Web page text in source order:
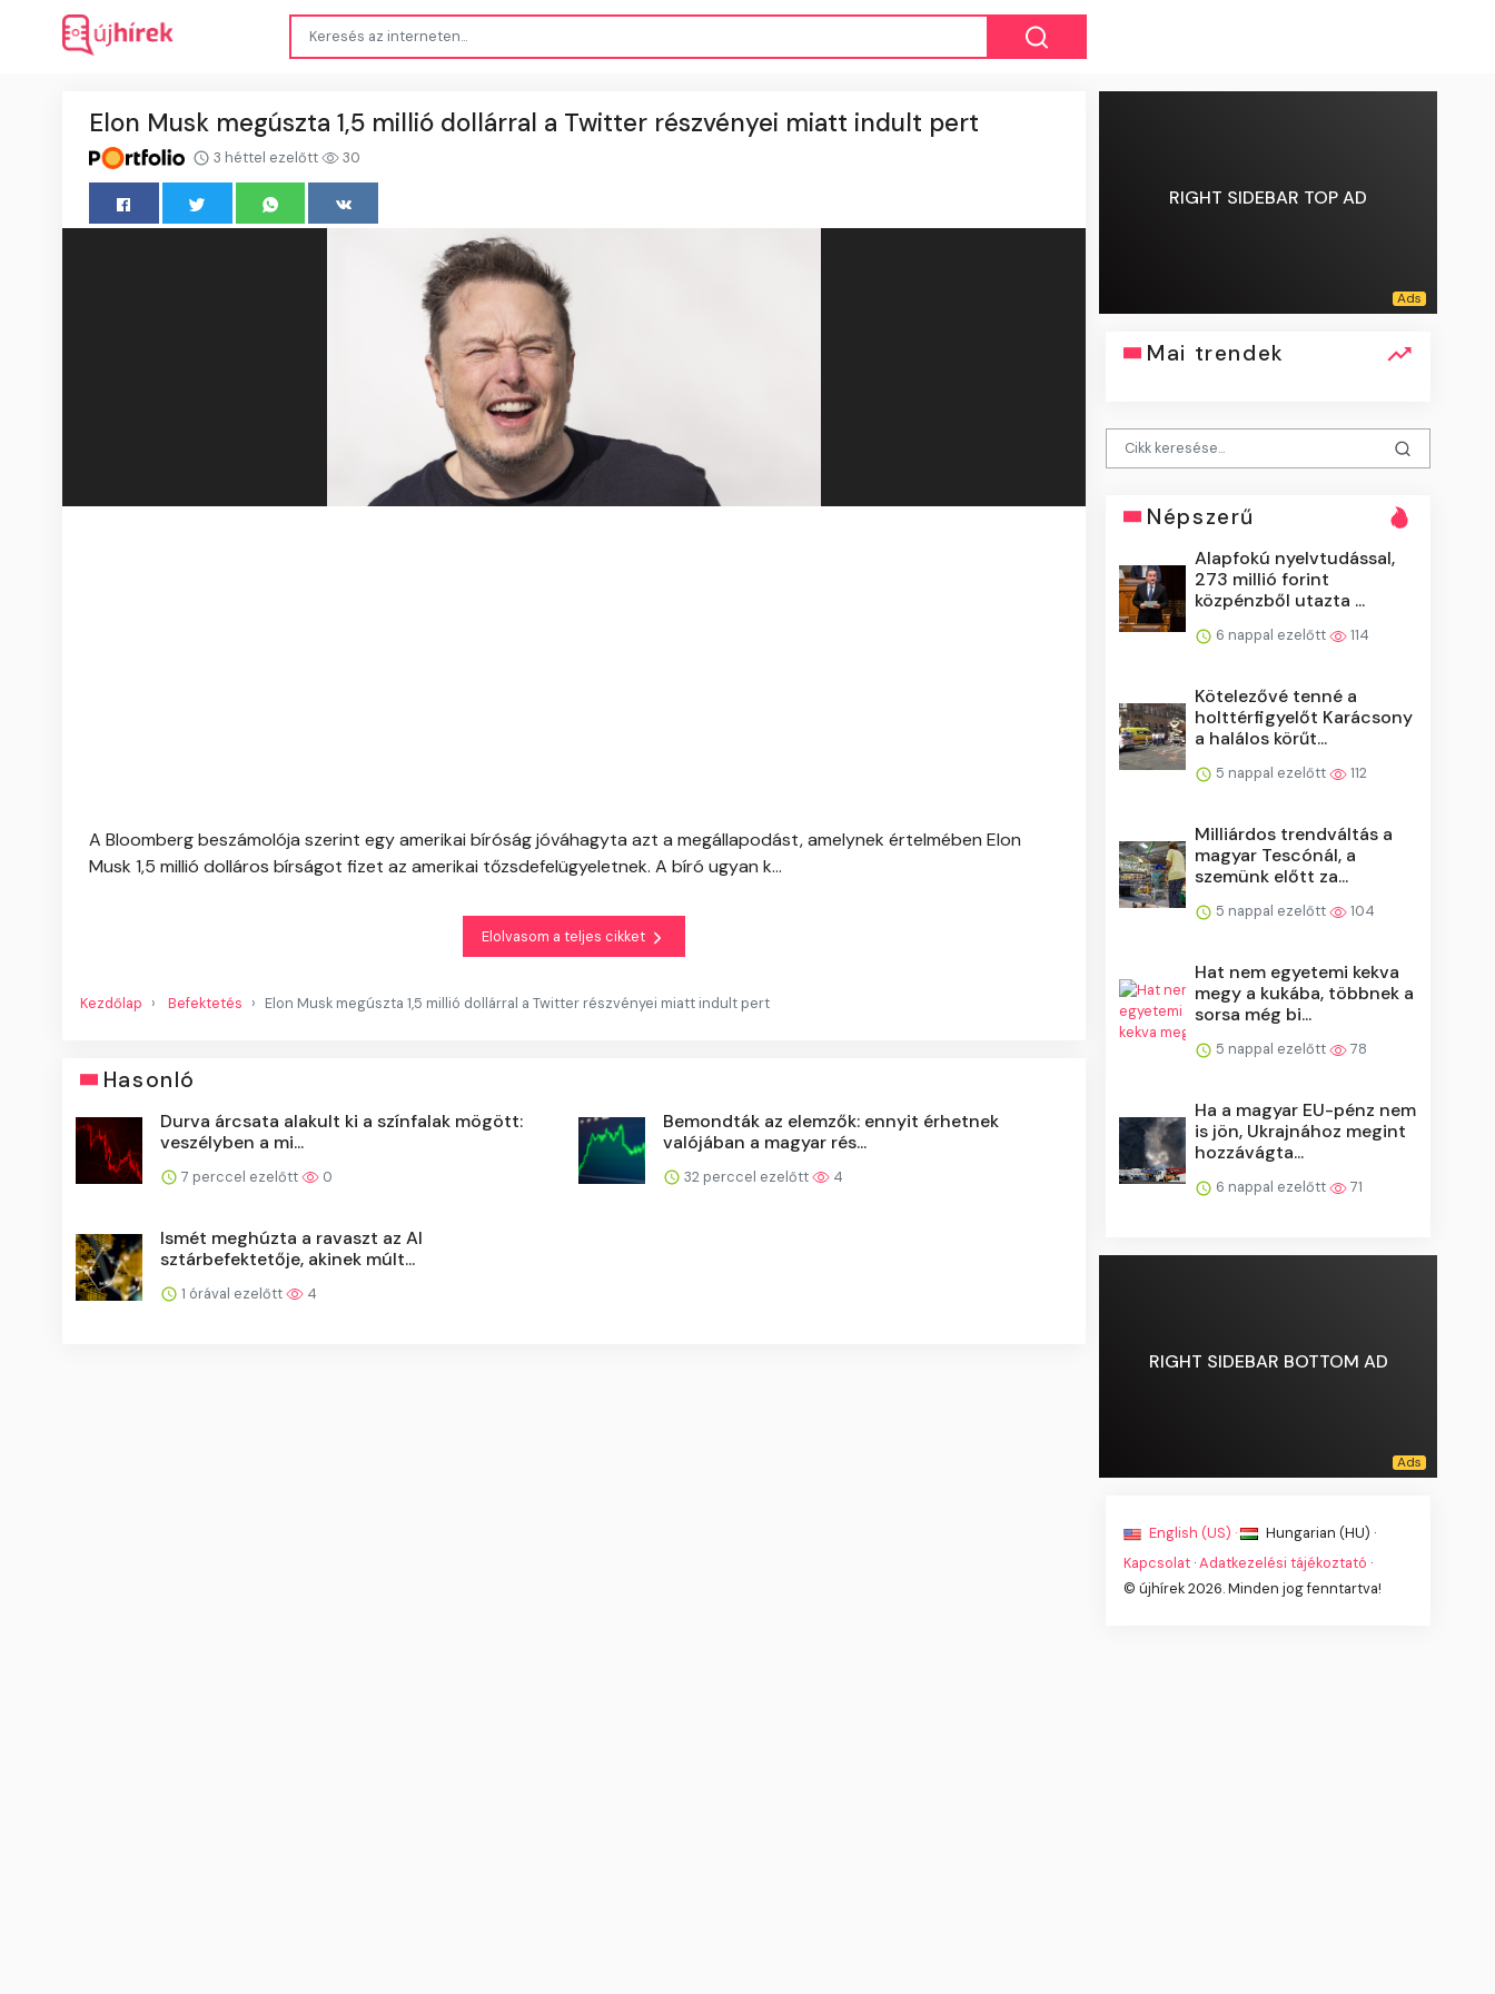
Elon Musk megúszta 1,5 millió dollárral a Twitter részvényei miatt indult pert
3 héttel ezelőtt 30
A Bloomberg beszámolója szerint egy amerikai bíróság jóváhagyta azt a megállapodást, amelynek értelmében Elon
Musk 1,5 millió dolláros bírságot fizet az amerikai tőzsdefelügyeletnek. A bíró ugyan k...
Elolvasom a teljes cikket
Kezdőlap Befektetés Elon Musk megúszta 1,5 millió dollárral a Twitter részvényei miatt indult pert
Hasonló
Durva árcsata alakult ki a színfalak mögött:
veszélyben a mi...
7 perccel ezelőtt 0
Bemondták az elemzők: ennyit érhetnek
valójában a magyar rés...
32 perccel ezelőtt 4
Ismét meghúzta a ravaszt az AI
sztárbefektetője, akinek múlt...
1 órával ezelőtt 4
RIGHT SIDEBAR TOP AD
Mai trendek
Népszerű
Alapfokú nyelvtudással,
273 millió forint
közpénzből utazta ...
6 nappal ezelőtt 114
Kötelezővé tenné a
holttérfigyelőt Karácsony
a halálos körűt...
5 nappal ezelőtt 112
Milliárdos trendváltás a
magyar Tescónál, a
szemünk előtt za...
5 nappal ezelőtt 104
Hat nem egyetemi kekva
megy a kukába, többnek a
sorsa még bi...
5 nappal ezelőtt 78
Ha a magyar EU-pénz nem
is jön, Ukrajnához megint
hozzávágta...
6 nappal ezelőtt 71
RIGHT SIDEBAR BOTTOM AD
English (US) ·
Hungarian (HU) ·
Kapcsolat ·Adatkezelési tájékoztató ·
© újhírek 2026. Minden jog fenntartva!